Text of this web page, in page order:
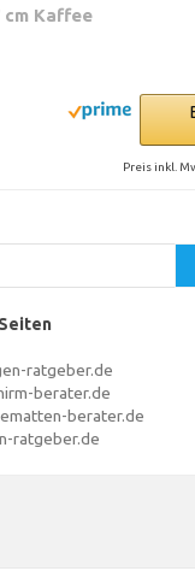
cm Kaffee
Preis inkl.
ratgeber.de
berater.de
berater.de
ratgeber.de